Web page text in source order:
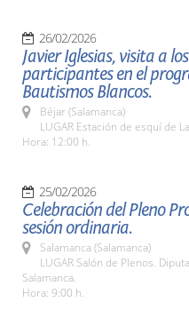
26/02/2026
Javier Iglesias, visita a
participantes en el
Bautismos Blancos.
Béjar (Salamanca)
LUGAR Estación de esquí de
Hora: 12:00 h.
25/02/2026
Celebración del Pleno
sesión ordinaria.
Salamanca (Salamanca)
LUGAR Salón de Plenos.
Salamanca.
Hora: 9:00 h.